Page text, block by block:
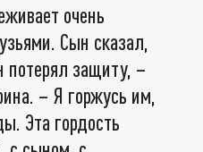
очень
Сын сказал,
потерял защиту, –
– Я горжусь им,
Эта гордость